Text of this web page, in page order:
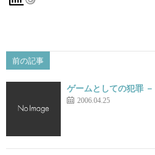
前の記事
ゲームとしての犯罪 －
2006.04.25